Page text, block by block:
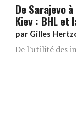
De Sarajevo
Kiev : BHL et
par Gilles
De l'utilité des